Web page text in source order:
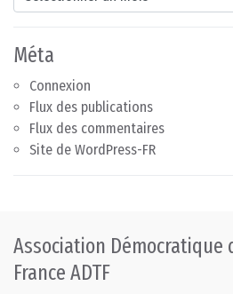
Méta
Connexion
Flux des publications
Flux des commentaires
Site de WordPress-FR
Association Démocratique
France ADTF